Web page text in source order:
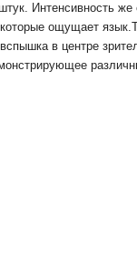
Интенсивность
ощущает
в центре